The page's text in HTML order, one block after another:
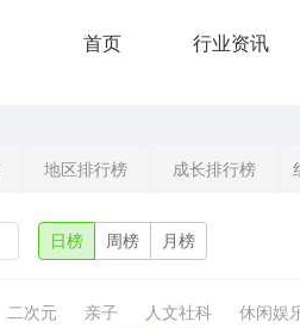
首页 行业资讯
地区排行榜 成长排行榜
日榜 周榜 月榜
二次元 亲子 人文社科
休闲娱